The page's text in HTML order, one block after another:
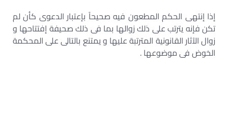
إذا إنتهى الحكم المطعون فيه صحيحاً بإعتبار الدعوى كأن لم
تكن فإنه يترتب على ذلك زوالها بما فى ذلك صحيفة إفتتاحها و
زوال الآثار القانونية المترتبة عليها و يمتنع بالتالى على المحكمة
الخوض فى موضوعها .